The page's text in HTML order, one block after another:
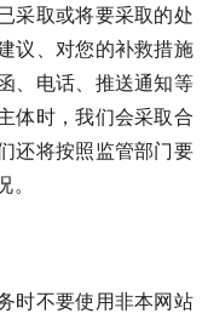
采取或将要采取的处
议、对您的补救措施
、电话、推送通知等
体时，我们会采取合
还将按照监管部门要
时不要使用非本网站